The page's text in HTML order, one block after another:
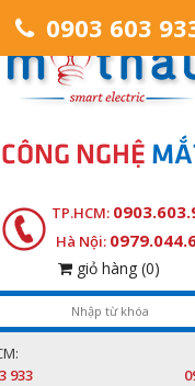
NGHỆ
TP.HCM:
Hà Nội:
giỏ hàng (0)
933
0903 603